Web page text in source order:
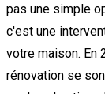
pas une simple
c'est une
votre maison. En
rénovation se